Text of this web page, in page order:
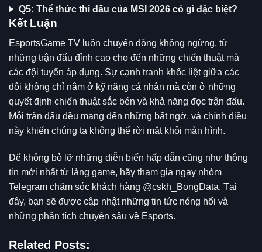
Q5: Thể thức thi đấu của MSI 2026 có gì đặc biệt?
Kết Luận
EsportsGame TV luôn chuyển động không ngừng, từ
những trận đấu đỉnh cao cho đến những chiến thuật mà
các đội tuyển áp dụng. Sự cạnh tranh khốc liệt giữa các
đội không chỉ nằm ở kỹ năng cá nhân mà còn ở những
quyết định chiến thuật sắc bén và khả năng đọc trận đấu.
Mỗi trận đấu đều mang đến những bất ngờ, và chính điều
này khiến chúng ta không thể rời mắt khỏi màn hình.
Để không bỏ lỡ những diễn biến hấp dẫn cũng như thông
tin mới nhất từ làng game, hãy tham gia ngay nhóm
Telegram chăm sóc khách hàng @cskh_BongData. Tại
đây, bạn sẽ được cập nhật những tin tức nóng hổi và
những phân tích chuyên sâu về Esports.
Related Posts: